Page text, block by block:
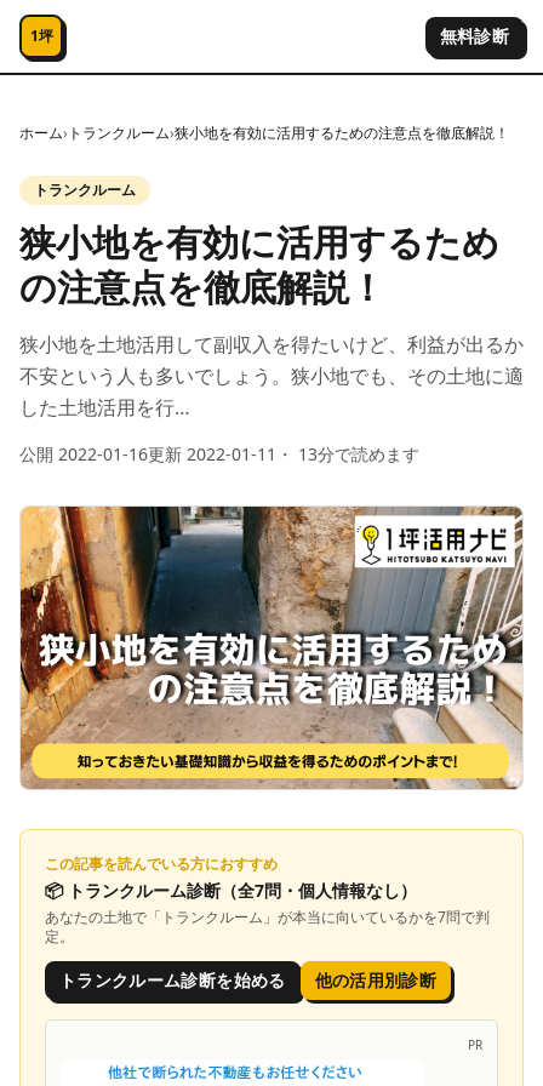
コンテンツへスキップ
1坪 無料診断
ホーム› トランクルーム›狭小地を有効に活用するための注意点を徹底解説！
トランクルーム
狭小地を有効に活用するため
の注意点を徹底解説！
狭小地を土地活用して副収入を得たいけど、利益が出るか
不安という人も多いでしょう。狭小地でも、その土地に適
した土地活用を行…
公開 2022-01-16更新 2022-01-11 ・ 13分で読めます
この記事を読んでいる方におすすめ
📦 トランクルーム診断 （全7問・個人情報なし）
あなたの土地で「 トランクルーム 」が本当に向いているかを7問で判
定。
トランクルーム診断を始める 他の活用別診断
PR